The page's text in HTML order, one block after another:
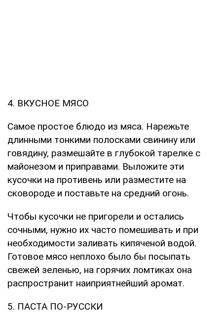
4. ВКУСНОЕ МЯСО
Самое простое блюдо из мяса. Нарежьте
длинными тонкими полосками свинину или
говядину, размешайте в глубокой тарелке с
майонезом и приправами. Выложите эти
кусочки на противень или разместите на
сковороде и поставьте на средний огонь.
Чтобы кусочки не пригорели и остались
сочными, нужно их часто помешивать и при
необходимости заливать кипяченой водой.
Готовое мясо неплохо было бы посыпать
свежей зеленью, на горячих ломтиках она
распространит наиприятнейший аромат.
5. ПАСТА ПО-РУССКИ